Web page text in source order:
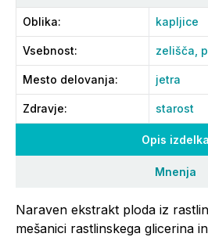
Opis izdelka
Mnenja
Naraven ekstrakt ploda iz
mešanici rastlinskega glicerina
Oblika: kapljice
Vsebnost: zelišča,
Mesto delovanja: jetra
Zdravje: starost